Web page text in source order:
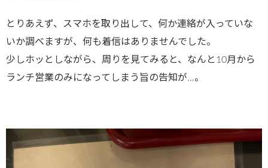
とりあえず、スマホを取り出して、何か連絡が入っていな
いか調べますが、何も着信はありませんでした。
少しホッとしながら、周りを見てみると、なんと10月から
ランチ営業のみになってしまう旨の告知が…。